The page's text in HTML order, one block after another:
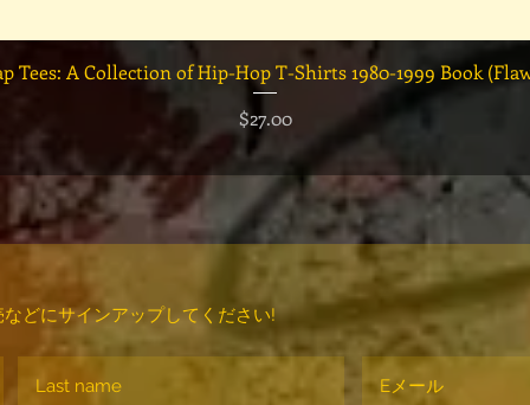
クイックビュー
Tees: A Collection of Hip-Hop T-Shirts 1980-1999 Book
価格
$27.00
どにサインアップしてください!